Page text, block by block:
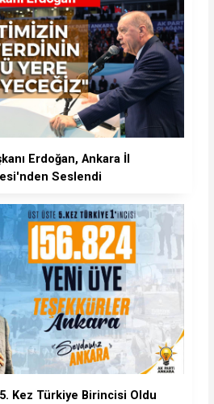
Erdoğan, Ankara İl
Seslendi
Kez Türkiye Birincisi Oldu